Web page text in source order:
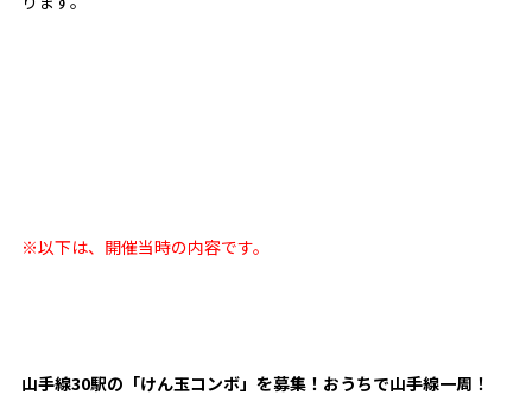
※以下は、開催当時の内容です。
山手線30駅の「けん玉コンボ」を募集！おうちで山手線一周！